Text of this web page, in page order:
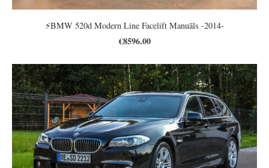
⚡️BMW 520d Modern Line Facelift Manuāls -2014-
€8596.00